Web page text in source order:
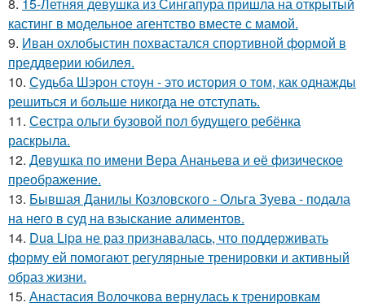
кастинг в модельное агентство вместе с мамой.
9. Иван охлобыстин похвастался спортивной формой в
преддверии юбилея.
10. Судьба Шэрон стоун - это история о том, как однажды
решиться и больше никогда не отступать.
11. Сестра ольги бузовой пол будущего ребёнка
раскрыла.
12. Девушка по имени Вера Ананьева и её физическое
преображение.
13. Бывшая Данилы Козловского - Ольга Зуева - подала
на него в суд на взыскание алиментов.
14. Dua Lipa не раз признавалась, что поддерживать
форму ей помогают регулярные тренировки и активный
образ жизни.
15. Анастасия Волочкова вернулась к тренировкам